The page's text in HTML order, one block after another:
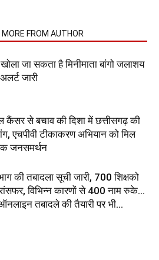
MORE FROM AUTHOR
जा सकता है मिनीमाता बांगो जलाशय
जारी
कैंसर से बचाव की दिशा में छत्तीसगढ़ की
एचपीवी टीकाकरण अभियान को मिल
जनसमर्थन
की तबादला सूची जारी, 700 शिक्षको
विभिन्न कारणों से 400 नाम रुके…
तबादले की तैयारी पर भी...